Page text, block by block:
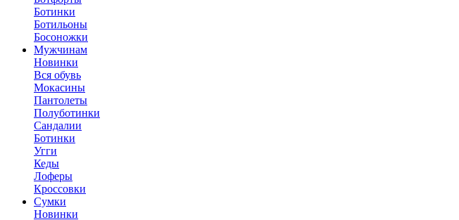
Ботинки
Ботильоны
Босоножки
Мужчинам
Новинки
Вся обувь
Мокасины
Пантолеты
Полуботинки
Сандалии
Ботинки
Угги
Кеды
Лоферы
Кроссовки
Сумки
Новинки